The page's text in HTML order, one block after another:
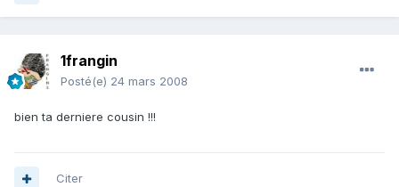
1frangin
Posté(e) 24 mars 2008
bien ta derniere cousin !!!
Citer